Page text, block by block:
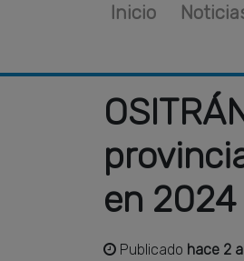
Inicio
en 2024
Publicado hace 2